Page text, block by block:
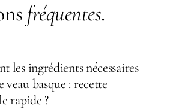
fréquentes.
les ingrédients nécessaires
veau basque : recette
rapide ?